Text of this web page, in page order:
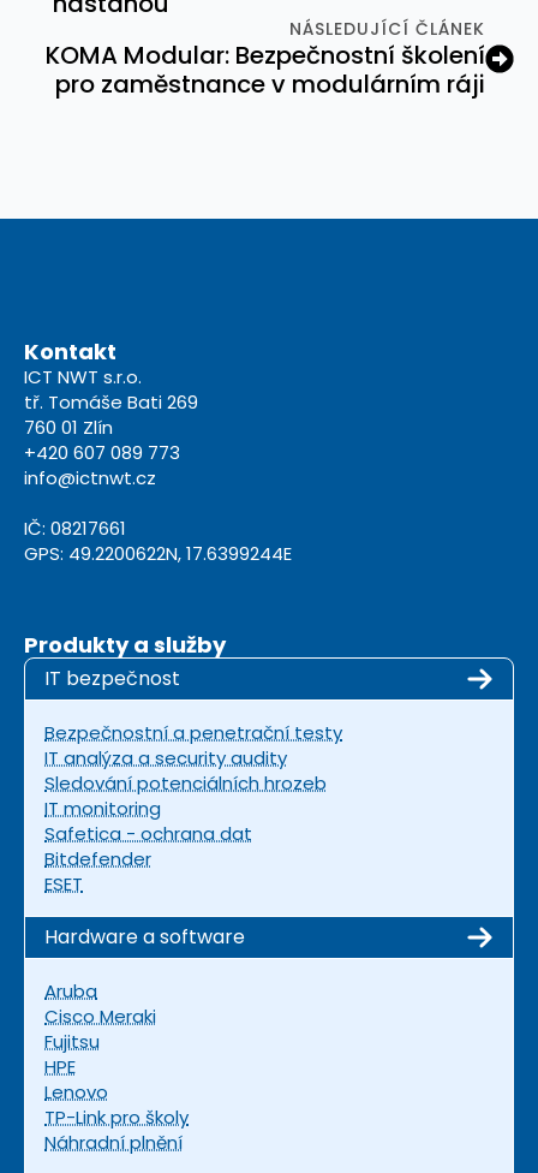
NÁSLEDUJÍCÍ ČLÁNEK
KOMA Modular: Bezpečnostní školení
pro zaměstnance v modulárním ráji
Kontakt
ICT NWT s.r.o.
tř. Tomáše Bati 269
760 01 Zlín
+420 607 089 773
info@ictnwt.cz
IČ: 08217661
GPS: 49.2200622N, 17.6399244E
Produkty a služby
IT bezpečnost
Bezpečnostní a penetrační testy
IT analýza a security audity
Sledování potenciálních hrozeb
IT monitoring
Safetica - ochrana dat
Bitdefender
ESET
Hardware a software
Aruba
Cisco Meraki
Fujitsu
HPE
Lenovo
TP-Link pro školy
Náhradní plnění